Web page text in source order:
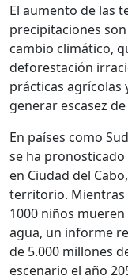
El aumento de las
precipitaciones
cambio climático,
deforestación
prácticas agrícolas
generar escasez
En países como
se ha
en Ciudad del
territorio. Mientras
1000 niños
agua, un informe
de 5.000 millones
escenario el año